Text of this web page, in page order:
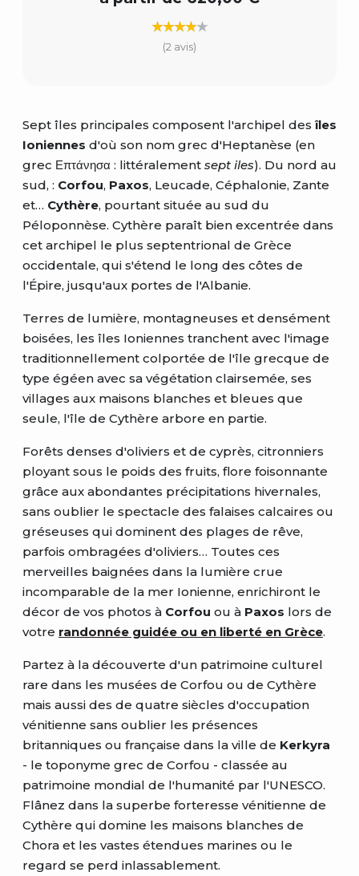
(2 avis)
Sept îles principales composent l'archipel desîles
Ioniennes d'où son nom grec d'Heptanèse (en
grec Επτάνησα : littéralement sept iles). Du nord au
sud, : Corfou, Paxos, Leucade, Céphalonie, Zante
et… Cythère, pourtant située au sud du
Péloponnèse. Cythère paraît bien excentrée dans
cet archipel le plus septentrional de Grèce
occidentale, qui s'étend le long des côtes de
l'Épire, jusqu'aux portes de l'Albanie.
Terres de lumière, montagneuses et densément
boisées, les îles Ioniennes tranchent avec l'image
traditionnellement colportée de l'île grecque de
type égéen avec sa végétation clairsemée, ses
villages aux maisons blanches et bleues que
seule, l'île de Cythère arbore en partie.
Forêts denses d'oliviers et de cyprès, citronniers
ployant sous le poids des fruits, flore foisonnante
grâce aux abondantes précipitations hivernales,
sans oublier le spectacle des falaises calcaires ou
gréseuses qui dominent des plages de rêve,
parfois ombragées d'oliviers… Toutes ces
merveilles baignées dans la lumière crue
incomparable de la mer Ionienne, enrichiront le
décor de vos photos à Corfou ou à Paxos lors de
votre randonnée guidée ou en liberté en Grèce.
Partez à la découverte d'un patrimoine culturel
rare dans les musées de Corfou ou de Cythère
mais aussi des de quatre siècles d'occupation
vénitienne sans oublier les présences
britanniques ou française dans la ville de Kerkyra
- le toponyme grec de Corfou - classée au
patrimoine mondial de l'humanité par l'UNESCO.
Flânez dans la superbe forteresse vénitienne de
Cythère qui domine les maisons blanches de
Chora et les vastes étendues marines ou le
regard se perd inlassablement.